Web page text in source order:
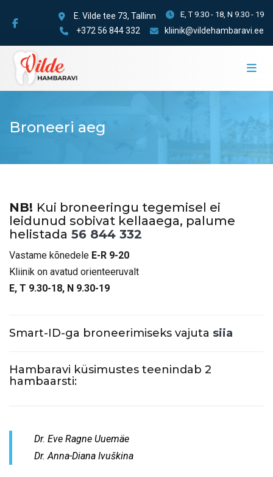
E. Vilde tee 73, Tallinn E, T 9.30 - 18, N 9.30 - 19
+372 56 844 332 kliinik@vildehambaravi.ee
Broneeri aeg
NB! Kui broneeringu tegemisel ei
leidunud sobivat kellaaega, palume
helistada 56 844 332
Vastame kõnedele E-R 9-20
Kliinik on avatud orienteeruvalt
E, T 9.30-18, N 9.30-19
Smart-ID-ga broneerimiseks vajuta siia
Hambaravi küsimustes teenindab 2
hambaarsti:
Dr. Eve Ragne Uuemäe
Dr. Anna-Diana Ivuškina